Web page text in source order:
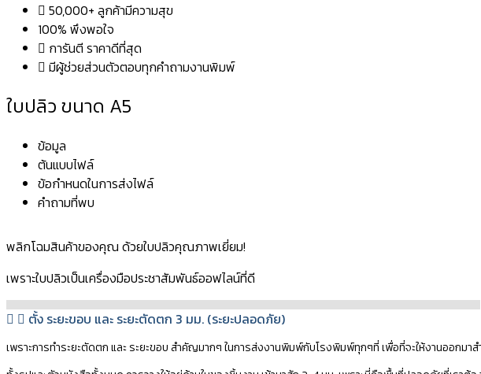
50,000+ ลูกค้ามีความสุข
100% พึงพอใจ
การันตี ราคาดีที่สุด
มีผู้ช่วยส่วนตัวตอบทุกคำถามงานพิมพ์
ใบปลิว ขนาด A5
ข้อมูล
ต้นแบบไฟล์
ข้อกำหนดในการส่งไฟล์
คำถามที่พบ
พลิกโฉมสินค้าของคุณ ด้วยใบปลิวคุณภาพเยี่ยม!
เพราะใบปลิวเป็นเครื่องมือประชาสัมพันธ์ออฟไลน์ที่ดี
ตั้ง ระยะขอบ และ ระยะตัดตก 3 มม. (ระยะปลอดภัย)
เพราะการทำระยะตัดตก และ ระยะขอบ สำคัญมากๆ ในการส่งงานพิมพ์กับโรงพิมพ์ทุกๆที่ เพื่อที่จะให้งานออกมา